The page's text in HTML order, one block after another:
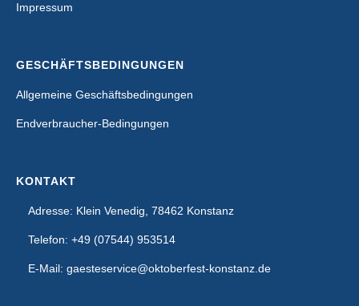
Impressum
GESCHÄFTSBEDINGUNGEN
Allgemeine Geschäftsbedingungen
Endverbraucher-Bedingungen
KONTAKT
Adresse: Klein Venedig, 78462 Konstanz
Telefon: +49 (07544) 953514
E-Mail: gaesteservice@oktoberfest-konstanz.de